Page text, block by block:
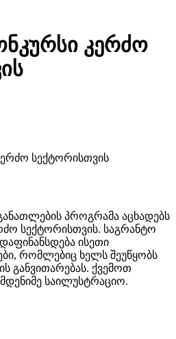
კერძო
პროგრამა აცხადებს
სექტორისთვის. საგრანტო
ისეთი
რომლებიც ხელს შეუწყობს
განვითარებას. ქვემოთ
საილუსტრაციო.